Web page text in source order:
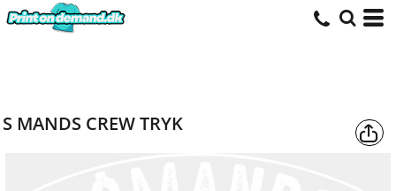
S MANDS CREW TRYK